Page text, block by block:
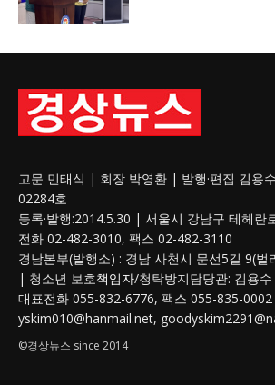
고문 민태식 | 회장 박영환 | 발행·편집 김용
02284호
등록·발행:2014.5.30 | 서울시 강남구 테헤란
전화 02-482-3010, 팩스 02-482-3110
경남본부(발행소) : 경남 사천시 문선5길 9(
| 청소년 보호책임자/청탁방지담당관: 김용수
대표전화 055-832-6776, 팩스 055-835-
yskim010@hanmail.net,
©경상뉴스 since 2014